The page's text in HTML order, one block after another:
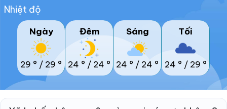
Nhiệt độ
Ngày
29 ° / 29 °
Đêm
24 ° / 24 °
Sáng
24 ° / 24 °
Tối
24 ° / 29 °